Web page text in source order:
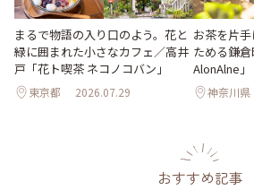
まるで物語の入り口のよう。花と
緑に囲まれた小さなカフェ／高井
戸「花ト喫茶 ネコノコバン」
東京都 2026.07.29
お茶を片
ためる鎌
AlonAlne」
神奈川県
おすすめ記事